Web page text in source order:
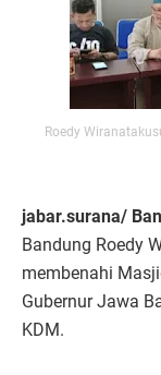
Roedy
jabar.surana/
Bandung Roedy
membenahi
Gubernur Jawa
KDM.